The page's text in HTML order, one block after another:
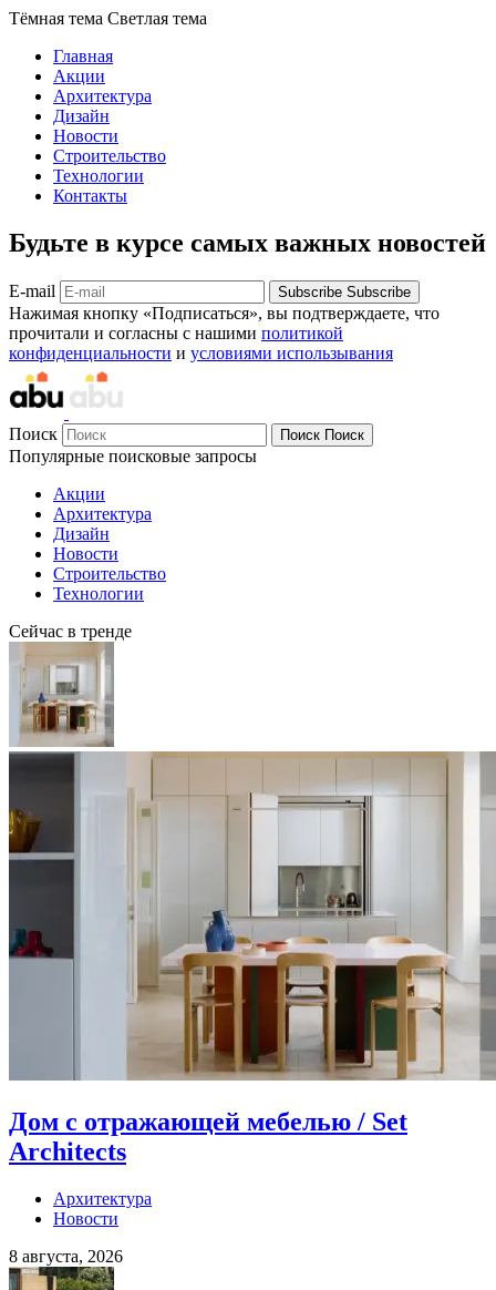
Тёмная тема Светлая тема
Главная
Акции
Архитектура
Дизайн
Новости
Строительство
Технологии
Контакты
Будьте в курсе самых важных новостей
E-mail Subscribe Subscribe
Нажимая кнопку «Подписаться», вы подтверждаете, что
прочитали и согласны с нашими политикой
конфиденциальности и условиями использывания
Поиск Поиск Поиск
Популярные поисковые запросы
Акции
Архитектура
Дизайн
Новости
Строительство
Технологии
Сейчас в тренде
Дом с отражающей мебелью / Set
Architects
Архитектура
Новости
8 августа, 2026